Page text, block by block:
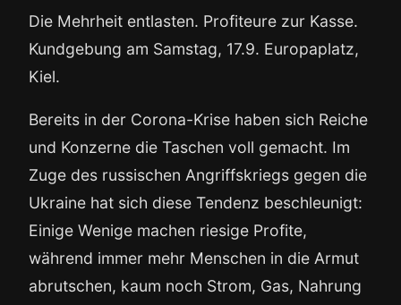
Die Mehrheit entlasten. Profiteure zur Kasse.
Kundgebung am Samstag, 17.9. Europaplatz,
Kiel.
Bereits in der Corona-Krise haben sich Reiche
und Konzerne die Taschen voll gemacht. Im
Zuge des russischen Angriffskriegs gegen die
Ukraine hat sich diese Tendenz beschleunigt:
Einige Wenige machen riesige Profite,
während immer mehr Menschen in die Armut
abrutschen, kaum noch Strom, Gas, Nahrung